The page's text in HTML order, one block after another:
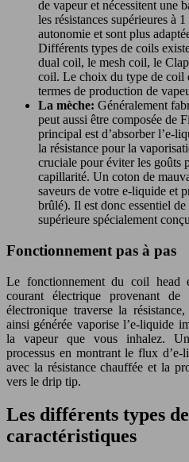
de vapeur et nécessitent une
les résistances supérieures à
autonomie et sont plus
Différents types de coils
dual coil, le mesh coil, le
coil. Le choix du type de coil
termes de production de
La mèche: Généralement
peut aussi être composée de
principal est d’absorber l’e-
la résistance pour la
cruciale pour éviter les goûts
capillarité. Un coton de
saveurs de votre e-liquide et
brûlé). Il est donc essentiel
supérieure spécialement
Fonctionnement pas à pas
Le fonctionnement du coil head
courant électrique provenant
électronique traverse la
ainsi générée vaporise l’e-liquide
la vapeur que vous inhalez.
processus en montrant le flux
avec la résistance chauffée et la
vers le drip tip.
Les différents types
caractéristiques